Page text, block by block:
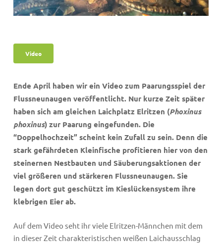
Video
Ende April haben wir ein Video zum Paarungsspiel der
Flussneunaugen veröffentlicht. Nur kurze Zeit später
haben sich am gleichen Laichplatz Elritzen (Phoxinus
phoxinus) zur Paarung eingefunden. Die
“Doppelhochzeit” scheint kein Zufall zu sein. Denn die
stark gefährdeten Kleinfische profitieren hier von den
steinernen Nestbauten und Säuberungsaktionen der
viel größeren und stärkeren Flussneunaugen. Sie
legen dort gut geschützt im Kieslückensystem ihre
klebrigen Eier ab.
Auf dem Video seht ihr viele Elritzen-Männchen mit dem
in dieser Zeit charakteristischen weißen Laichausschlag